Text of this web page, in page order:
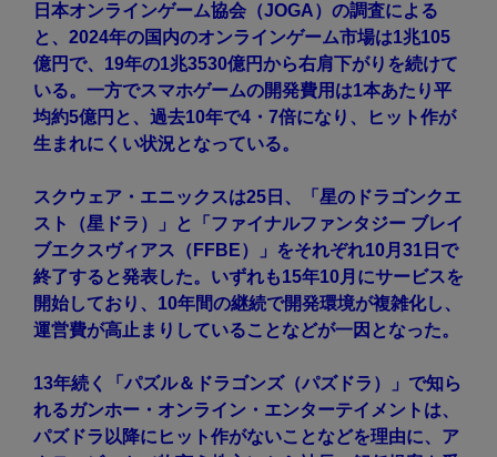
日本オンラインゲーム協会（JOGA）の調査による
と、2024年の国内のオンラインゲーム市場は1兆105
億円で、19年の1兆3530億円から右肩下がりを続けて
いる。一方でスマホゲームの開発費用は1本あたり平
均約5億円と、過去10年で4・7倍になり、ヒット作が
生まれにくい状況となっている。
スクウェア・エニックスは25日、「星のドラゴンクエ
スト（星ドラ）」と「ファイナルファンタジー ブレイ
ブエクスヴィアス（FFBE）」をそれぞれ10月31日で
終了すると発表した。いずれも15年10月にサービスを
開始しており、10年間の継続で開発環境が複雑化し、
運営費が高止まりしていることなどが一因となった。
13年続く「パズル＆ドラゴンズ（パズドラ）」で知ら
れるガンホー・オンライン・エンターテイメントは、
パズドラ以降にヒット作がないことなどを理由に、ア